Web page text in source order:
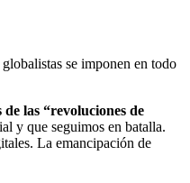
se imponen en todo
las “revoluciones de
y que seguimos en batalla.
La emancipación de